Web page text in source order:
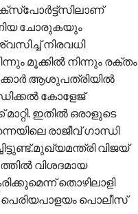
ചോരുകയും
നിരവധി
മൂക്കിൽ നിന്നും രക്തം
ആശുപത്രിയിൽ
കോളേജ്
ഇതിൽ ഒരാളുടെ
രാജീവ് ഗാന്ധി
വിജയ്
വിശദമായ
തൊഴിലാളി
പൊലീസ്